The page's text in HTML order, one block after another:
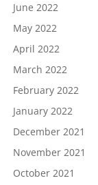
June 2022
May 2022
April 2022
March 2022
February 2022
January 2022
December 2021
November 2021
October 2021